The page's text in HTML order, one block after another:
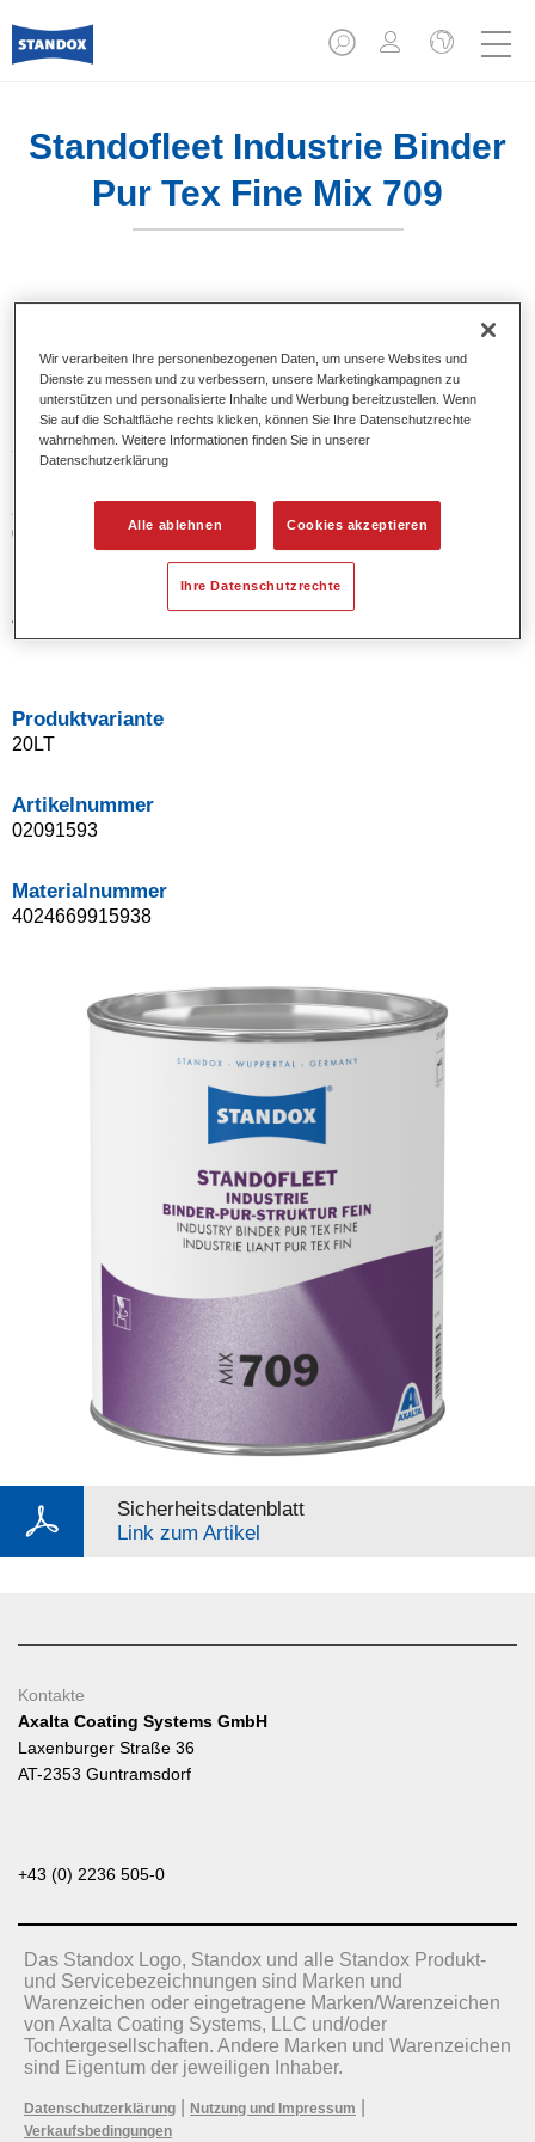
Standofleet Industrie Binder
Pur Tex Fine Mix 709
Produktmerkmale
Produktvariante
3.5LT
Artikelnummer
02091585
4024669915853
Produktvariante
20LT
Artikelnummer
02091593
Materialnummer
4024669915938
Sicherheitsdatenblatt
Link zum Artikel
Kontakte
Axalta Coating Systems GmbH
Laxenburger Straße 36
AT-2353 Guntramsdorf
+43 (0) 2236 505-0
Das Standox Logo, Standox und alle Standox Produkt-
und Servicebezeichnungen sind Marken und
Warenzeichen oder eingetragene Marken/Warenzeichen
von Axalta Coating Systems, LLC und/oder
Tochtergesellschaften. Andere Marken und Warenzeichen
sind Eigentum der jeweiligen Inhaber.
Datenschutzerklärung Nutzung und Impressum
Verkaufsbedingungen
Wir verarbeiten Ihre personenbezogenen Daten, um unsere Websites und
Dienste zu messen und zu verbessern, unsere Marketingkampagnen zu
unterstützen und personalisierte Inhalte und Werbung bereitzustellen. Wenn
Sie auf die Schaltfläche rechts klicken, können Sie Ihre Datenschutzrechte
wahrnehmen. Weitere Informationen finden Sie in unserer
Datenschutzerklärung
Alle ablehnen Cookies akzeptieren
Ihre Datenschutzrechte